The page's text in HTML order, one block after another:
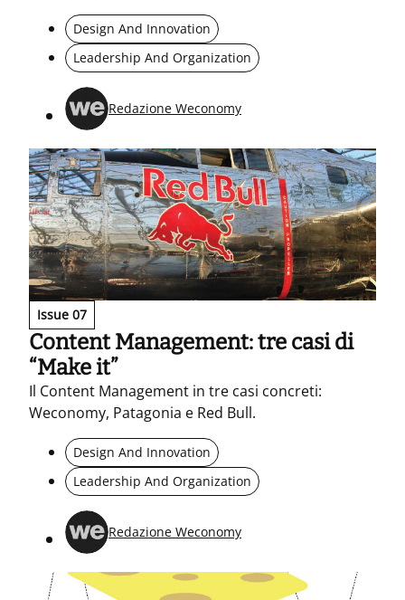
Design And Innovation
Leadership And Organization
Redazione Weconomy
Issue 07
Content Management: tre casi di
“Make it”
Il Content Management in tre casi concreti:
Weconomy, Patagonia e Red Bull.
Design And Innovation
Leadership And Organization
Redazione Weconomy